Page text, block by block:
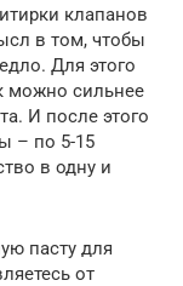
клапанов
в том, чтобы
Для этого
можно сильнее
И после этого
– по 5-15
в одну и
пасту для
от